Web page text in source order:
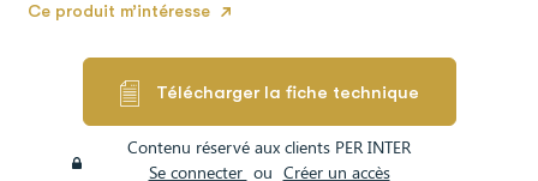
Ce produit m’intéresse
Télécharger la fiche technique
Contenu réservé aux clients PER INTER
Se connecter ou Créer un accès